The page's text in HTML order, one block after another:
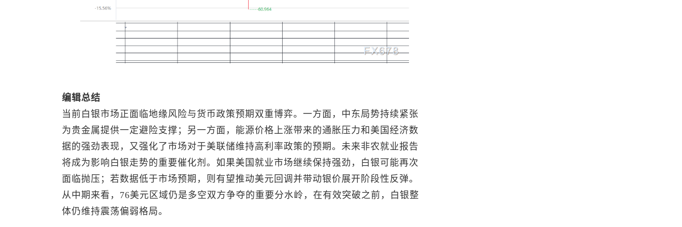
编辑总结
当前白银市场正面临地缘风险与货币政策预期双重博弈。一方面，中东局势持续紧张
为贵金属提供一定避险支撑；另一方面，能源价格上涨带来的通胀压力和美国经济数
据的强劲表现，又强化了市场对于美联储维持高利率政策的预期。未来非农就业报告
将成为影响白银走势的重要催化剂。如果美国就业市场继续保持强劲，白银可能再次
面临抛压；若数据低于市场预期，则有望推动美元回调并带动银价展开阶段性反弹。
从中期来看，76美元区域仍是多空双方争夺的重要分水岭，在有效突破之前，白银整
体仍维持震荡偏弱格局。